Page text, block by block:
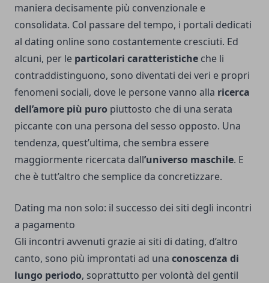
maniera decisamente più convenzionale e
consolidata. Col passare del tempo, i portali dedicati
al dating online sono costantemente cresciuti. Ed
alcuni, per le particolari caratteristiche che li
contraddistinguono, sono diventati dei veri e propri
fenomeni sociali, dove le persone vanno alla ricerca
dell’amore più puro piuttosto che di una serata
piccante con una persona del sesso opposto. Una
tendenza, quest’ultima, che sembra essere
maggiormente ricercata dall’universo maschile. E
che è tutt’altro che semplice da concretizzare.
Dating ma non solo: il successo dei siti degli incontri
a pagamento
Gli incontri avvenuti grazie ai siti di dating, d’altro
canto, sono più improntati ad una conoscenza di
lungo periodo, soprattutto per volontà del gentil